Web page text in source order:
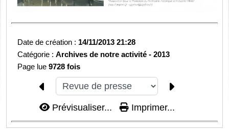
Date de création : 14/11/2013 21:28
Catégorie :Archives de notre activité -2013
Page lue9728 fois
Prévisualiser... Imprimer...